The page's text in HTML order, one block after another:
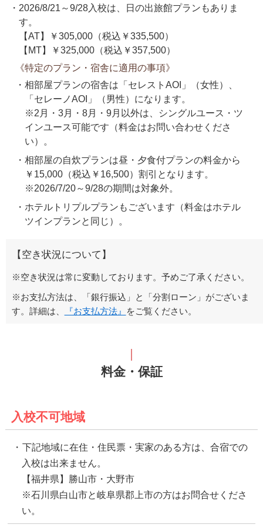
2026/8/21～9/28入校は、日の出旅館プランもありま
す。
【AT】￥305,000（税込￥335,500）
【MT】￥325,000（税込￥357,500）
《特定のプラン・宿舎に適用の事項》
相部屋プランの宿舎は「セレストAOI」（女性）、
「セレーノAOI」（男性）になります。
※2月・3月・8月・9月以外は、シングルユース・ツ
インユース可能です（料金はお問い合わせくださ
い）。
相部屋の自炊プランは昼・夕食付プランの料金から
￥15,000（税込￥16,500）割引となります。
※2026/7/20～9/28の期間は対象外。
ホテルトリプルプランもございます（料金はホテル
ツインプランと同じ）。
【空き状況について】
※空き状況は常に変動しております。予めご了承ください。
※お支払方法は、「銀行振込」と「分割ローン」がございま
す。詳細は、
『お支払方法』 をご覧ください。
料金・保証
入校不可地域
下記地域に在住・住民票・実家のある方は、合宿での
入校は出来ません。
【福井県】勝山市・大野市
※石川県白山市と岐阜県郡上市の方はお問合せくださ
い。